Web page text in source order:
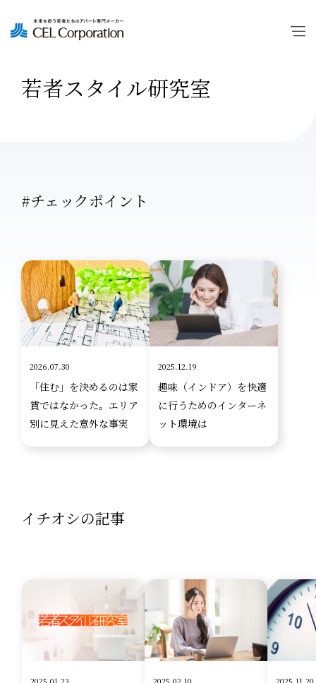
若者スタイル研究室
#チェックポイント
2026.07.30
「住む」を決めるのは家
賃ではなかった。エリア
別に見えた意外な事実
2025.12.19
趣味（インドア）を快適
に行うためのインターネ
ット環境は
イチオシの記事
2025.01.23 2025.02.10 2025.11.20